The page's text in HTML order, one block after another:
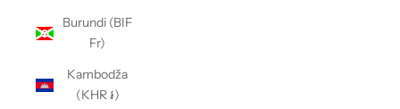
Burundi (BIF
Fr)
Kambodža
(KHR ៛)